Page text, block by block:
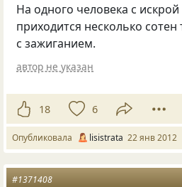
На одного человека с
приходится несколько
с зажиганием.
автор не указан
18 6
Опубликовала lisistrata 22 янв 2012
#1371408